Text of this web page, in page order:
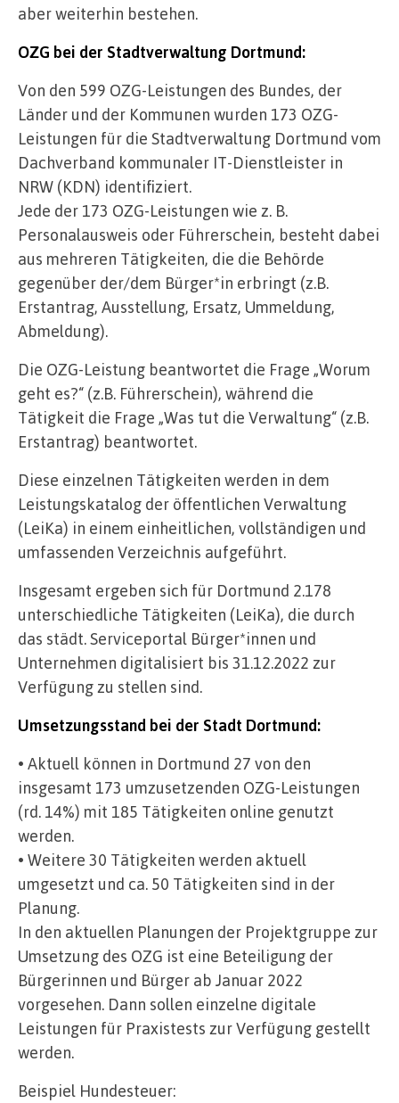
aber weiterhin bestehen.
OZG bei der Stadtverwaltung Dortmund:
Von den 599 OZG-Leistungen des Bundes, der
Länder und der Kommunen wurden 173 OZG-
Leistungen für die Stadtverwaltung Dortmund vom
Dachverband kommunaler IT-Dienstleister in
NRW (KDN) identifiziert.
Jede der 173 OZG-Leistungen wie z. B.
Personalausweis oder Führerschein, besteht dabei
aus mehreren Tätigkeiten, die die Behörde
gegenüber der/dem Bürger*in erbringt (z.B.
Erstantrag, Ausstellung, Ersatz, Ummeldung,
Abmeldung).
Die OZG-Leistung beantwortet die Frage „Worum
geht es?“ (z.B. Führerschein), während die
Tätigkeit die Frage „Was tut die Verwaltung“ (z.B.
Erstantrag) beantwortet.
Diese einzelnen Tätigkeiten werden in dem
Leistungskatalog der öffentlichen Verwaltung
(LeiKa) in einem einheitlichen, vollständigen und
umfassenden Verzeichnis aufgeführt.
Insgesamt ergeben sich für Dortmund 2.178
unterschiedliche Tätigkeiten (LeiKa), die durch
das städt. Serviceportal Bürger*innen und
Unternehmen digitalisiert bis 31.12.2022 zur
Verfügung zu stellen sind.
Umsetzungsstand bei der Stadt Dortmund:
• Aktuell können in Dortmund 27 von den
insgesamt 173 umzusetzenden OZG-Leistungen
(rd. 14%) mit 185 Tätigkeiten online genutzt
werden.
• Weitere 30 Tätigkeiten werden aktuell
umgesetzt und ca. 50 Tätigkeiten sind in der
Planung.
In den aktuellen Planungen der Projektgruppe zur
Umsetzung des OZG ist eine Beteiligung der
Bürgerinnen und Bürger ab Januar 2022
vorgesehen. Dann sollen einzelne digitale
Leistungen für Praxistests zur Verfügung gestellt
werden.
Beispiel Hundesteuer: